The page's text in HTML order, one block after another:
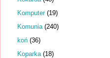
Komputer (19)
Komunia (240)
koń (36)
Koparka (18)